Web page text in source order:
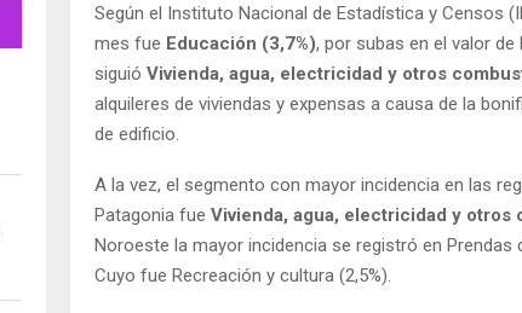
Según el Instituto Nacional de Estadística y Censos
mes fue Educación (3,7%), por subas en el valor
siguió Vivienda, agua, electricidad y otros
alquileres de viviendas y expensas a causa de la
de edificio.
A la vez, el segmento con mayor incidencia en las
Patagonia fue Vivienda, agua, electricidad y otros
Noroeste la mayor incidencia se registró en Prendas
Cuyo fue Recreación y cultura (2,5%).